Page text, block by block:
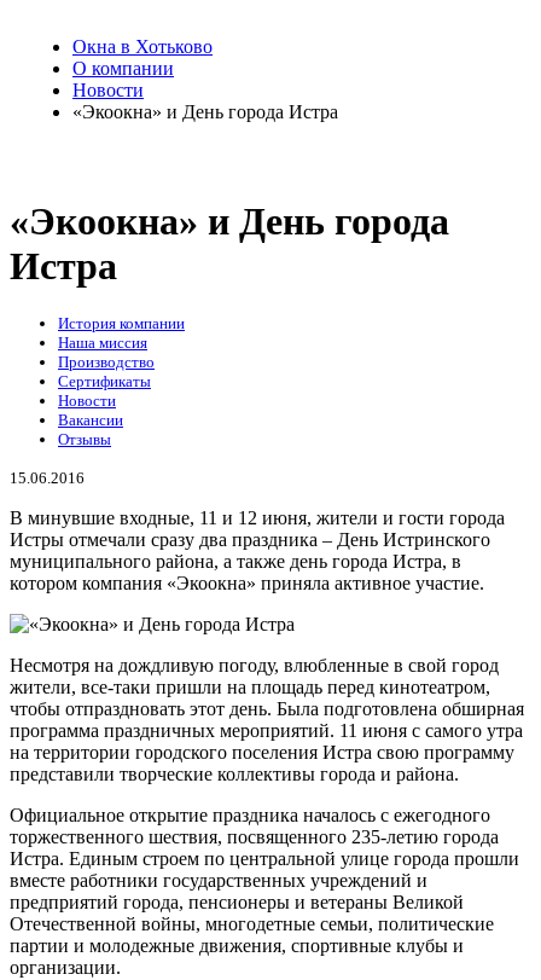
Окна в Хотьково
О компании
Новости
«Экоокна» и День города Истра
«Экоокна» и День города
Истра
История компании
Наша миссия
Производство
Сертификаты
Новости
Вакансии
Отзывы
15.06.2016
В минувшие входные, 11 и 12 июня, жители и гости города
Истры отмечали сразу два праздника – День Истринского
муниципального района, а также день города Истра, в
котором компания «Экоокна» приняла активное участие.
Несмотря на дождливую погоду, влюбленные в свой город
жители, все-таки пришли на площадь перед кинотеатром,
чтобы отпраздновать этот день. Была подготовлена обширная
программа праздничных мероприятий. 11 июня с самого утра
на территории городского поселения Истра свою программу
представили творческие коллективы города и района.
Официальное открытие праздника началось с ежегодного
торжественного шествия, посвященного 235-летию города
Истра. Единым строем по центральной улице города прошли
вместе работники государственных учреждений и
предприятий города, пенсионеры и ветераны Великой
Отечественной войны, многодетные семьи, политические
партии и молодежные движения, спортивные клубы и
организации.